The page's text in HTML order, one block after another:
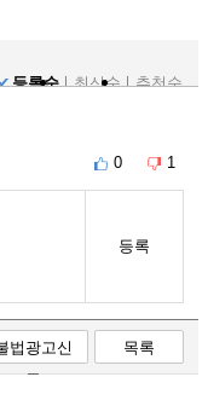
등록순
최신순 추천순
0 1
등록
법광고신
고
목록